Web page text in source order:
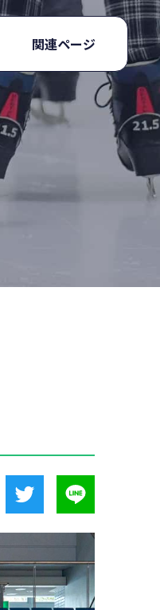
関連ページ